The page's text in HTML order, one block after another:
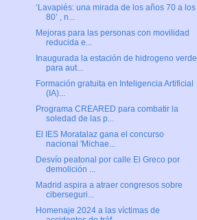
‘Lavapiés: una mirada de los años 70 a los
80’ , n...
Mejoras para las personas con movilidad
reducida e...
Inaugurada la estación de hidrogeno verde
para aut...
Formación gratuita en Inteligencia Artificial
(IA)...
Programa CREARED para combatir la
soledad de las p...
El IES Moratalaz gana el concurso
nacional 'Michae...
Desvío peatonal por calle El Greco por
demolición ...
Madrid aspira a atraer congresos sobre
ciberseguri...
Homenaje 2024 a las víctimas de